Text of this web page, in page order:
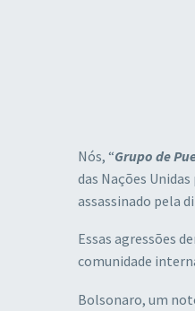
Nós, “Grupo de
das Nações
assassinado pela
Essas agressões
comunidade
Bolsonaro, um